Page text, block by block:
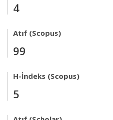
4
Atıf (Scopus)
99
H-İndeks (Scopus)
5